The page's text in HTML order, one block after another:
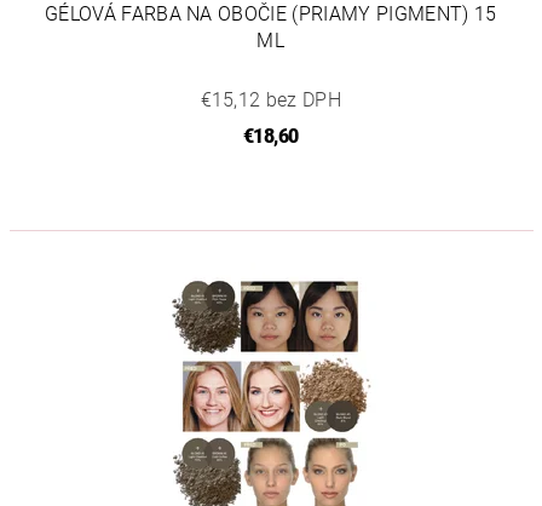
GÉLOVÁ FARBA NA OBOČIE (PRIAMY PIGMENT) 15
ML
€15,12 bez DPH
€18,60